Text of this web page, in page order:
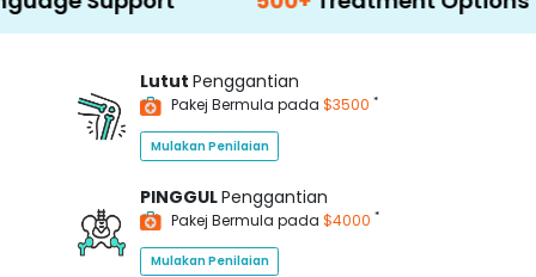
Lutut Penggantian
Pakej Bermula pada $3500 *
Mulakan Penilaian
PINGGULPenggantian
Pakej Bermula pada $4000 *
Mulakan Penilaian